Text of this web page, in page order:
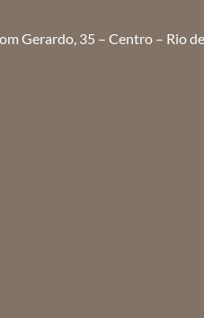
Gerardo, 35 – Centro – Rio